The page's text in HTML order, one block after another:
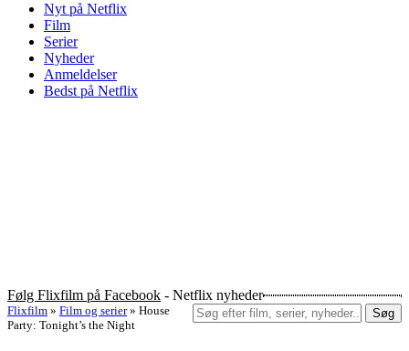
Nyt på Netflix
Film
Serier
Nyheder
Anmeldelser
Bedst på Netflix
Følg Flixfilm på Facebook - Netflix nyheder
Søg
Flixfilm » Film og serier » House
Party: Tonight’s the Night